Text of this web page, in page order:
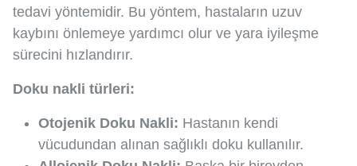
tedavi yöntemidir. Bu yöntem, hastaların uzuv
kaybını önlemeye yardımcı olur ve yara iyileşme
sürecini hızlandırır.
Doku nakli türleri:
Otojenik Doku Nakli: Hastanın kendi
vücudundan alınan sağlıklı doku kullanılır.